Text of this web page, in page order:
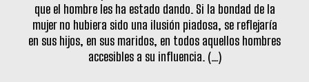
que el hombre les ha estado dando. Si la bondad de la
mujer no hubiera sido una ilusión piadosa, se reflejaría
en sus hijos, en sus maridos, en todos aquellos hombres
accesibles a su influencia. (…)